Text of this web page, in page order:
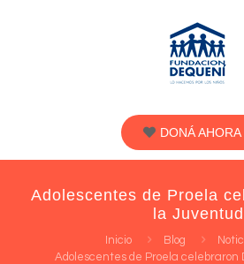
DONÁ AHORA
Adolescentes de Proela
la Juventud
Inicio Blog
Adolescentes de Proela celebraron